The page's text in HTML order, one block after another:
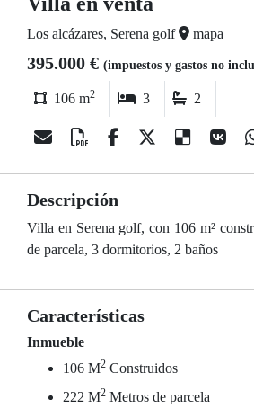
Los alcázares, Serena golf mapa
395.000 € (impuestos y gastos no
106 m2 3 2
Descripción
Villa en Serena golf, con 106 m²
de parcela, 3 dormitorios, 2 baños
Características
Inmueble
106 M2 Construidos
222 M2 Metros de parcela